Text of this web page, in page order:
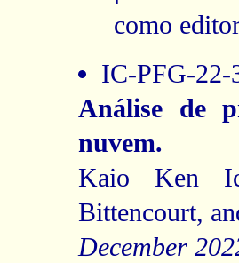
como
IC-PFG-22-
Análise de
nuvem.
Kaio Ken
Bittencourt,
December